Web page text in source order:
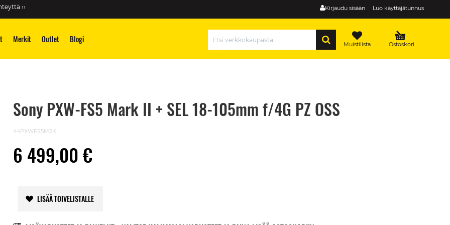
Kirjaudu sisään Luo käyttäjätunnus
››
Merkit Outlet Blogi Ostoskori
Muistilista
Sony PXW-FS5 Mark II + SEL 18-105mm f/4G PZ OSS
44PXWFS5M2K
6 499,00 €
LISÄÄ TOIVELISTALLE